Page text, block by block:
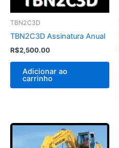
TBN2C3D
TBN2C3D Assinatura Anual
R$2,500.00
Adicionar ao
carrinho